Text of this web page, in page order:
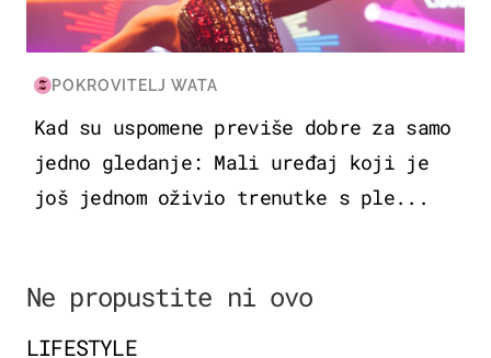
POKROVITELJ WATA
Kad su uspomene previše dobre za samo
jedno gledanje: Mali uređaj koji je
još jednom oživio trenutke s ple...
Ne propustite ni ovo
LIFESTYLE